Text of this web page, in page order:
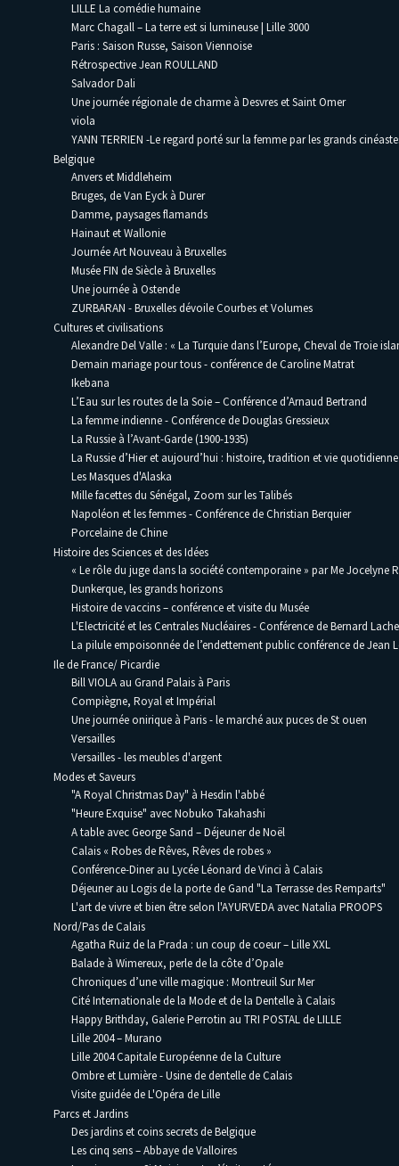
LILLE La comédie humaine
Marc Chagall – La terre est si lumineuse | Lille 3000
Paris : Saison Russe, Saison Viennoise
Rétrospective Jean ROULLAND
Salvador Dali
Une journée régionale de charme à Desvres et Saint Omer
viola
YANN TERRIEN -Le regard porté sur la femme par les grands
Belgique
Anvers et Middleheim
Bruges, de Van Eyck à Durer
Damme, paysages flamands
Hainaut et Wallonie
Journée Art Nouveau à Bruxelles
Musée FIN de Siècle à Bruxelles
Une journée à Ostende
ZURBARAN - Bruxelles dévoile Courbes et Volumes
Cultures et civilisations
Alexandre Del Valle : « La Turquie dans l’Europe, Cheval de Troie
Demain mariage pour tous - conférence de Caroline Matrat
Ikebana
L’Eau sur les routes de la Soie – Conférence d’Arnaud Bertrand
La femme indienne - Conférence de Douglas Gressieux
La Russie à l’Avant-Garde (1900-1935)
La Russie d’Hier et aujourd’hui : histoire, tradition et vie quotidienne
Les Masques d'Alaska
Mille facettes du Sénégal, Zoom sur les Talibés
Napoléon et les femmes - Conférence de Christian Berquier
Porcelaine de Chine
Histoire des Sciences et des Idées
« Le rôle du juge dans la société contemporaine » par Me Jocelyne
Dunkerque, les grands horizons
Histoire de vaccins – conférence et visite du Musée
L'Electricité et les Centrales Nucléaires - Conférence de Bernard
La pilule empoisonnée de l’endettement public conférence de Jean
Ile de France/ Picardie
Bill VIOLA au Grand Palais à Paris
Compiègne, Royal et Impérial
Une journée onirique à Paris - le marché aux puces de St ouen
Versailles
Versailles - les meubles d'argent
Modes et Saveurs
"A Royal Christmas Day" à Hesdin l'abbé
"Heure Exquise" avec Nobuko Takahashi
A table avec George Sand – Déjeuner de Noël
Calais « Robes de Rêves, Rêves de robes »
Conférence-Diner au Lycée Léonard de Vinci à Calais
Déjeuner au Logis de la porte de Gand "La Terrasse des Remparts"
L'art de vivre et bien être selon l'AYURVEDA avec Natalia PROOPS
Nord/Pas de Calais
Agatha Ruiz de la Prada : un coup de coeur – Lille XXL
Balade à Wimereux, perle de la côte d’Opale
Chroniques d’une ville magique : Montreuil Sur Mer
Cité Internationale de la Mode et de la Dentelle à Calais
Happy Brithday, Galerie Perrotin au TRI POSTAL de LILLE
Lille 2004 – Murano
Lille 2004 Capitale Européenne de la Culture
Ombre et Lumière - Usine de dentelle de Calais
Visite guidée de L'Opéra de Lille
Parcs et Jardins
Des jardins et coins secrets de Belgique
Les cinq sens – Abbaye de Valloires